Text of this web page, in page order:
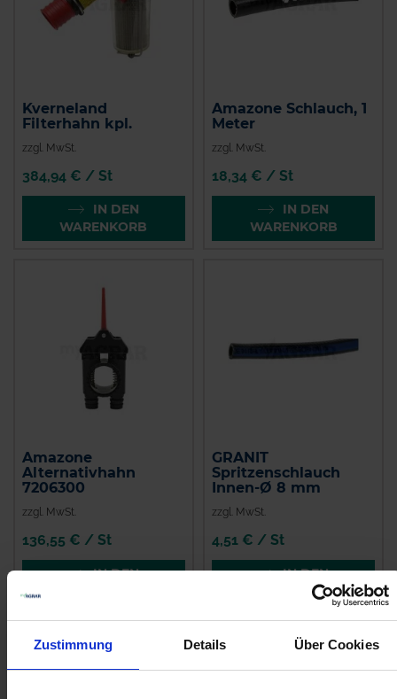
Zustimmung Details Über Cookies
Kverneland
Filterhahn kpl.
zzgl. MwSt.
384,94 € / St
IN DEN
WARENKORB
Amazone Schlauch, 1
Meter
zzgl. MwSt.
18,34 € / St
IN DEN
WARENKORB
Amazone
Alternativhahn
7206300
zzgl. MwSt.
136,55 € / St
IN DEN
GRANIT
Spritzenschlauch
Innen-Ø 8 mm
zzgl. MwSt.
4,51 € / St
IN DEN
WARENKORB
Anmelden für Ihren persönlichen Preis